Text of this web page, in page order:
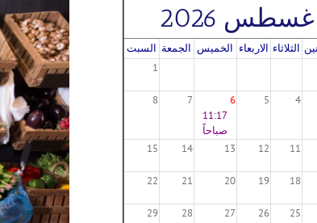
2026
الثلاثاء الاربعاء الخميس الجمعة السبت
1
4
5
6
11:17
صباحاً
7
8
11
12
13
14
15
18
19
20
21
22
25
26
27
28
29